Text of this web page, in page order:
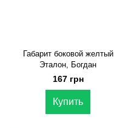
Габарит боковой желтый
Эталон, Богдан
167 грн
Купить